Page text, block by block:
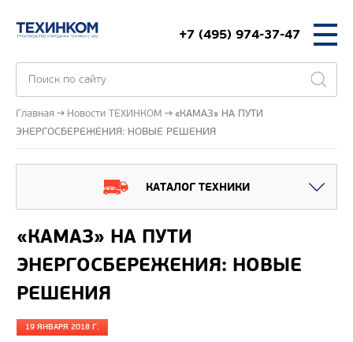
+7 (495) 974-37-47
Главная Новости ТЕХИНКОМ
«КАМАЗ» НА ПУТИ
ЭНЕРГОСБЕРЕЖЕНИЯ: НОВЫЕ РЕШЕНИЯ
КАТАЛОГ ТЕХНИКИ
«КАМАЗ» НА ПУТИ
ЭНЕРГОСБЕРЕЖЕНИЯ: НОВЫЕ
РЕШЕНИЯ
19 ЯНВАРЯ 2018 Г.